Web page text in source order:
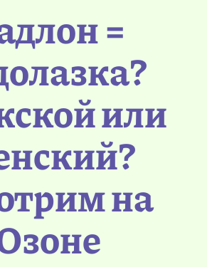
=
или
на